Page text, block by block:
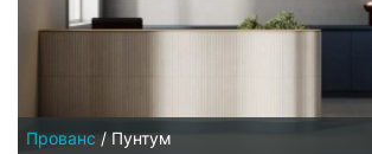
Прованс / Пунтум